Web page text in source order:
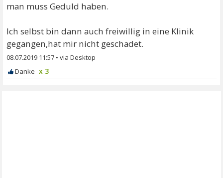
man muss Geduld haben.
Ich selbst bin dann auch freiwillig in eine Klinik
gegangen,hat mir nicht geschadet.
08.07.2019 11:57 •
x 3